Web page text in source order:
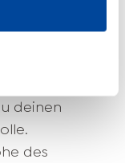
auch
deinen
des